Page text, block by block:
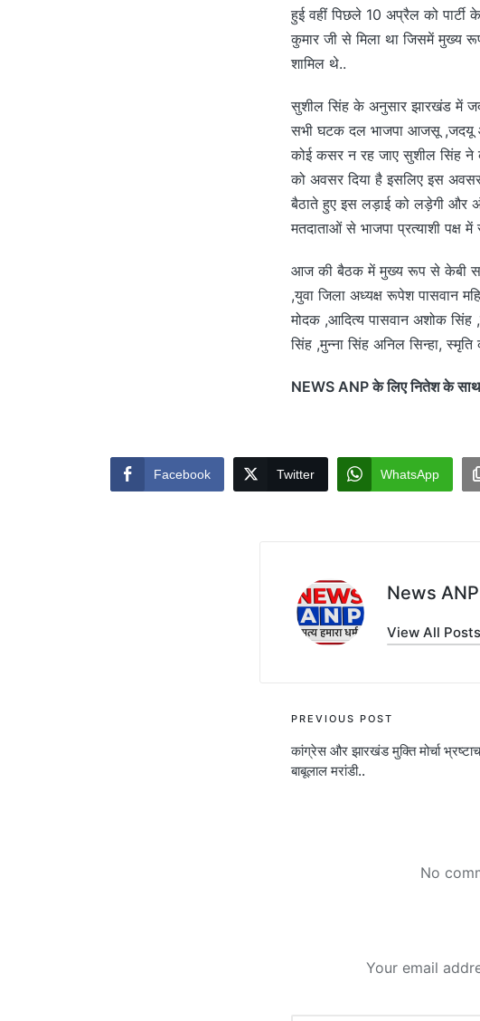
हुई वहीं पिछले 10 अप्रैल को
कुमार जी से मिला था जिसमें मुख्य
शामिल थे..
सुशील सिंह के अनुसार झारखंड में
सभी घटक दल भाजपा आजसू ,जदयू
कोई कसर न रह जाए सुशील सिंह ने
को अवसर दिया है इसलिए इस
बैठाते हुए इस लड़ाई को लड़ेगी और
मतदाताओं से भाजपा प्रत्याशी पक्ष
आज की बैठक में मुख्य रूप से केबी
,युवा जिला अध्यक्ष रूपेश पासवान
मोदक ,आदित्य पासवान अशोक सिंह
सिंह ,मुन्ना सिंह अनिल सिन्हा,
NEWS ANP के लिए नितेश के साथ
Facebook Twitter WhatsApp
News ANP
View All Posts
Post
navigation
PREVIOUS POST
कांग्रेस और झारखंड मुक्ति मोर्चा
बाबूलाल मरांडी..
No
Your email